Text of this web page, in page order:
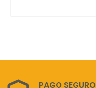
PAGO SEGURO